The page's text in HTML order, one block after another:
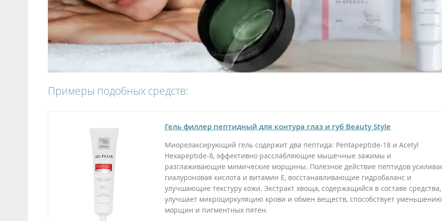
Примеры подобных средств:
Гель филлер пептидный для контура глаз и губ Beauty Style
Миорелаксирующий гель содержит два пептида: Pentapeptide-18 и Acetyl
Hexapeptide-8, эффективно расслабляющие мышечные зажимы и
разглаживающие мимические морщины. Полезное действие пептидов
гиалуроновая кислота и витамин E, восстанавливающие гидробаланс и
улучшающие текстуру кожи. Экстракт хвоща, содержащийся в составе средства,
улучшает микроциркуляцию крови и обмен веществ, способствует уменьшению
морщин и пигментных пятен.